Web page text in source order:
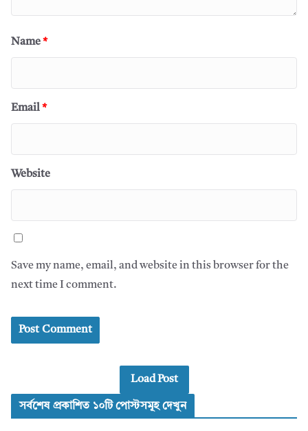
Name*
Email*
Website
Save my name, email, and website in this browser for the
next time I comment.
Load Post
সর্বশেষ প্রকাশিত ১০টি পোস্টসমূহ দেখুন